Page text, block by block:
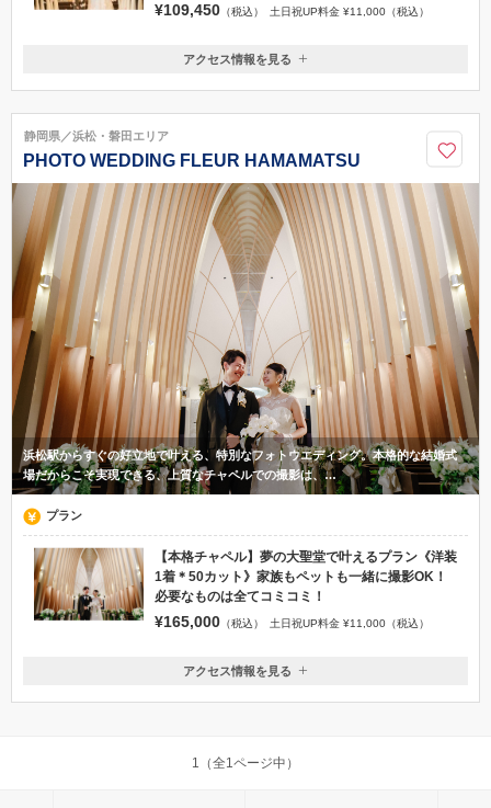
¥109,450 （税込） 土日祝UP料金 ¥11,000（税込）
静岡県浜松市中央区志都呂1丁目9番14号 ル・グラン・ミラージュ内
モール浜松志都呂より東へ車で1分 ■電車：JR「浜松駅」南口よりタクシー
で約15分 ■バス：JR東海道本線「浜松駅」よりバスで約30分 バス「西見寺
入口」下車 徒歩3分
03-5828-3058
アクセス情報を見る
静岡県／浜松・磐田エリア
PHOTO WEDDING FLEUR HAMAMATSU
浜松駅からすぐの好立地で叶える、特別なフォトウエディング。本格的な結婚式
場だからこそ実現できる、上質なチャペルでの撮影は、…
プラン
【本格チャペル】夢の大聖堂で叶えるプラン《洋装
1着＊50カット》家族もペットも一緒に撮影OK！
必要なものは全てコミコミ！
¥165,000 （税込） 土日祝UP料金 ¥11,000（税込）
静岡県浜松市中央区中央3丁目11-11
アクセス情報を見る
1（全1ページ中）